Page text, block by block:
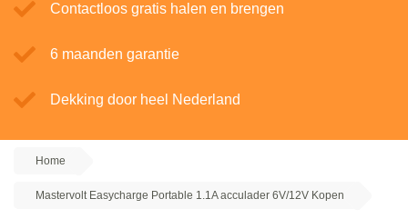
Contactloos gratis halen en brengen
6 maanden garantie
Dekking door heel Nederland
Home
Mastervolt Easycharge Portable 1.1A acculader 6V/12V Kopen